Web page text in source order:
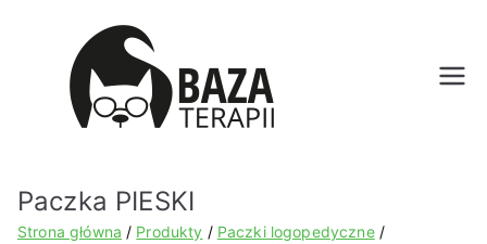
Bazat
pl
Paczka PIESKI
Strona główna Produkty
Paczki logopedyczne